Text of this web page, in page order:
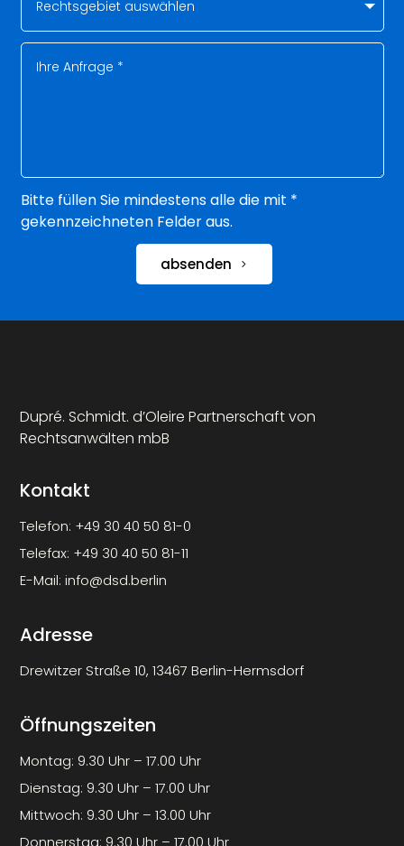
Bitte füllen Sie mindestens alle die mit *
gekennzeichneten Felder aus.
absenden
Dupré. Schmidt. d’Oleire Partnerschaft von
Rechtsanwälten mbB
Kontakt
Telefon: +49 30 40 50 81-0
Telefax: +49 30 40 50 81-11
E-Mail:info@dsd.berlin
Adresse
Drewitzer Straße 10, 13467 Berlin-Hermsdorf
Öffnungszeiten
Montag: 9.30 Uhr – 17.00 Uhr
Dienstag: 9.30 Uhr – 17.00 Uhr
Mittwoch: 9.30 Uhr – 13.00 Uhr
Donnerstag: 9.30 Uhr – 17.00 Uhr